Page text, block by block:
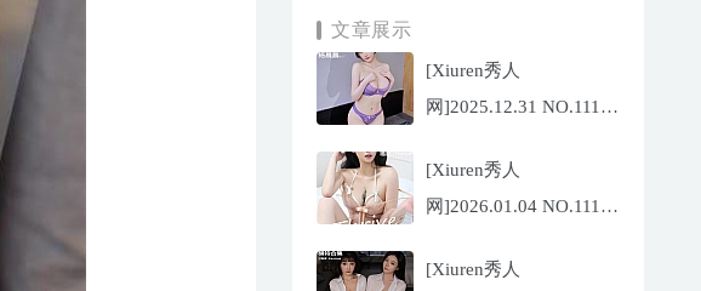
文章展示
[Xiuren秀人
网]2025.12.31 NO.11187
[Xiuren秀人
网]2026.01.04 NO.11189
_Thrive[71P/640.85MB]
[Xiuren秀人